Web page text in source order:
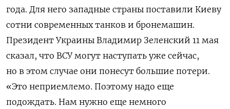
года. Для него западные страны поставили Киеву
сотни современных танков и бронемашин.
Президент Украины Владимир Зеленский 11 мая
сказал, что ВСУ могут наступать уже сейчас,
но в этом случае они понесут большие потери.
«Это неприемлемо. Поэтому надо еще
подождать. Нам нужно еще немного